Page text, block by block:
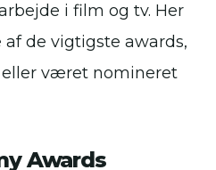
i film og tv. Her
de vigtigste awards,
været nomineret
Awards